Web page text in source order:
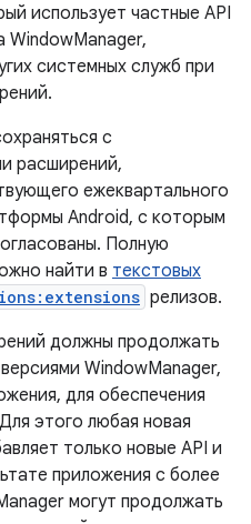
использует частные API
WindowManager,
системных служб при
с
расширений,
ежеквартального
Android, с которым
Полную
найти в текстовых
релизов.
должны продолжать
WindowManager,
для обеспечения
этого любая новая
только новые API и
приложения с более
могут продолжать